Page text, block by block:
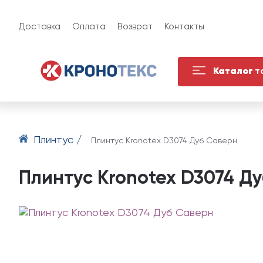
Доставка Оплата Возврат Контакты
Каталог
Плинтус / Плинтус Kronotex D3074 Дуб Саверн
Плинтус Kronotex D3074